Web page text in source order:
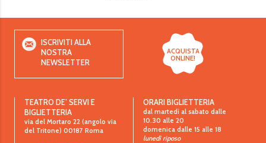
ISCRIVITI ALLA
NOSTRA
NEWSLETTER
ACQUISTA
ONLINE!
TEATRO DE’ SERVI E
BIGLIETTERIA
via del Mortaro 22 (angolo via
del Tritone) 00187 Roma
ORARI BIGLIETTERIA
dal martedì al sabato dalle
10.30 alle 20
domenica dalle 15 alle 18
lunedì riposo